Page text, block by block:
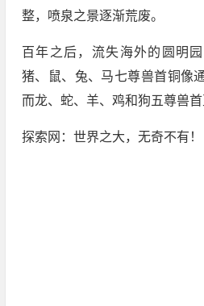
整，喷泉之景逐渐荒废。
百年之后，流失海外的圆明园
猪、鼠、兔、马七尊兽首铜像
而龙、蛇、羊、鸡和狗五尊兽
探索网：世界之大，无奇不有！